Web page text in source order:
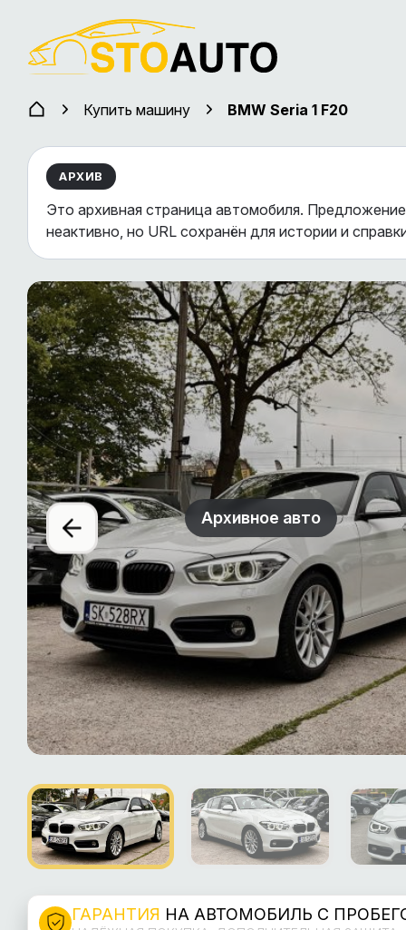
Купить машину BMW Seria 1 F20
АРХИВ
Это архивная страница автомобиля. Предложение
неактивно, но URL сохранён для истории и
Архивное авто
ГАРАНТИЯ НА АВТОМОБИЛЬ С